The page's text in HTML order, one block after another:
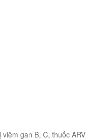
gan B, C, thuốc ARV